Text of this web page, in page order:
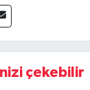
çekebilir